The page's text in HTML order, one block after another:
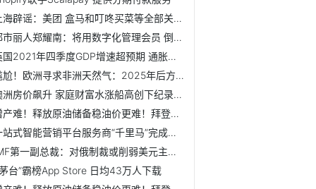
上海辟谣：美团 盒马和叮咚买菜等全部关闭消息不准确
都市丽人郑耀南：将用数字化管理会员 倒逼供应链做共创
英国2021年四季度GDP增速超预期 通胀加速或令2022年复苏放缓
尴尬！欧洲寻求非洲天然气：2025年后方能供应上且只能解决一...
澳洲房价飙升 家庭财富水涨船高创下纪录新高
增产难！释放原油储备稳油价更难！拜登打击油价或再失败
一站式智能营销平台服务商“千里马”完成亿元级B轮融资
IMF第一副总裁：对俄制裁或削弱美元主导地位
台”霸榜App Store 日均43万人下载